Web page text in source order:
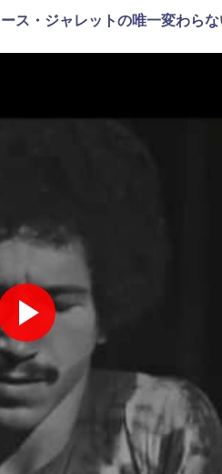
ス・ジャレットの唯一変わらな